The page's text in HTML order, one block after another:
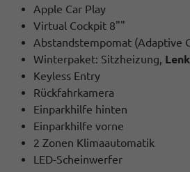
Apple Car Play
Virtual Cockpit 8""
Abstandstempomat (Adaptive
Winterpaket: Sitzheizung,
Keyless Entry
Rückfahrkamera
Einparkhilfe hinten
Einparkhilfe vorne
2 Zonen Klimaautomatik
LED-Scheinwerfer